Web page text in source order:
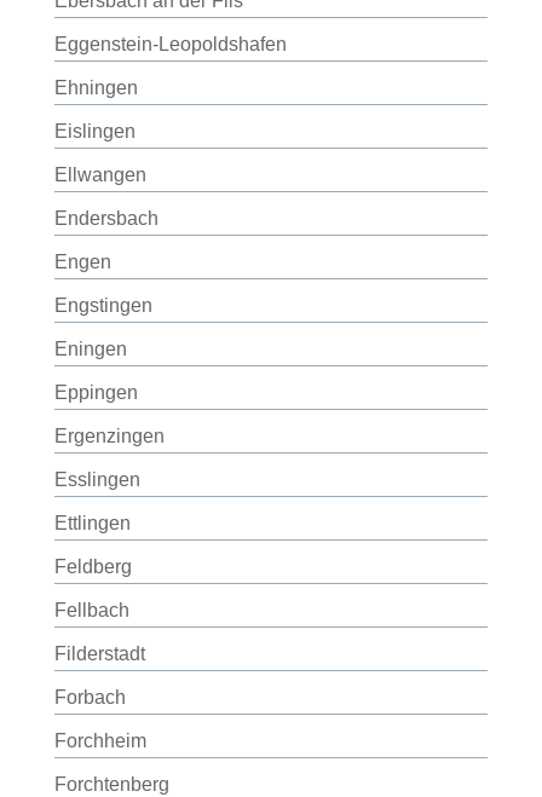
Eggenstein-Leopoldshafen
Ehningen
Eislingen
Ellwangen
Endersbach
Engen
Engstingen
Eningen
Eppingen
Ergenzingen
Esslingen
Ettlingen
Feldberg
Fellbach
Filderstadt
Forbach
Forchheim
Forchtenberg